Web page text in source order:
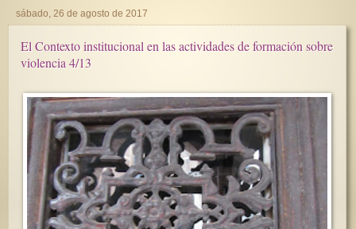
sábado, 26 de agosto de 2017
El Contexto institucional en las actividades de formación sobre
violencia 4/13